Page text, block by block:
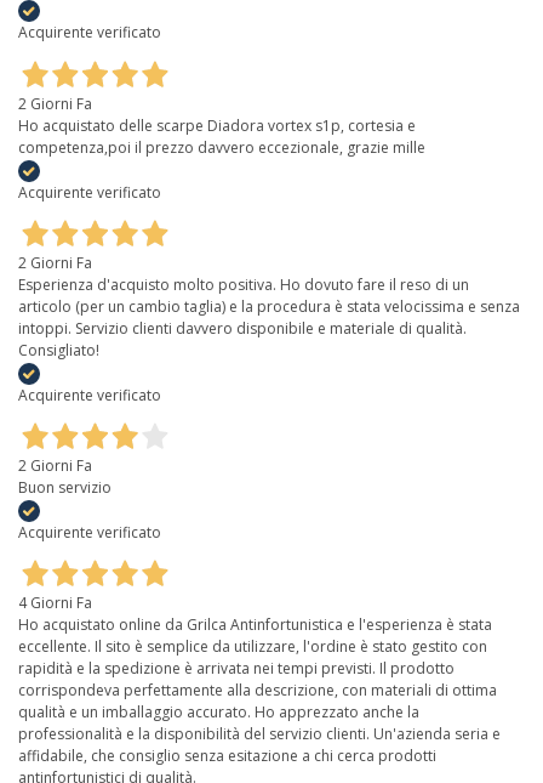
Acquirente verificato
2 Giorni Fa
Ho acquistato delle scarpe Diadora vortex s1p, cortesia e
competenza,poi il prezzo davvero eccezionale, grazie mille
Acquirente verificato
2 Giorni Fa
Esperienza d'acquisto molto positiva. Ho dovuto fare il reso di un
articolo (per un cambio taglia) e la procedura è stata velocissima e senza
intoppi. Servizio clienti davvero disponibile e materiale di qualità.
Consigliato!
Acquirente verificato
2 Giorni Fa
Buon servizio
Acquirente verificato
4 Giorni Fa
Ho acquistato online da Grilca Antinfortunistica e l'esperienza è stata
eccellente. Il sito è semplice da utilizzare, l'ordine è stato gestito con
rapidità e la spedizione è arrivata nei tempi previsti. Il prodotto
corrispondeva perfettamente alla descrizione, con materiali di ottima
qualità e un imballaggio accurato. Ho apprezzato anche la
professionalità e la disponibilità del servizio clienti. Un'azienda seria e
affidabile, che consiglio senza esitazione a chi cerca prodotti
antinfortunistici di qualità.